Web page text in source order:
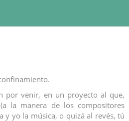
por venir, en un proyecto al que,
la manera de los compositores
y yo la música, o quizá al revés, tú